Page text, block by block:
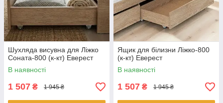
Шухляда висувна для Ліжко
Соната-800 (к-кт) Еверест
В наявності
1 507 ₴ 1 945 ₴
Ящик для білизни Ліжко-800
(к-кт) Еверест
В наявності
1 507 ₴ 1 945 ₴